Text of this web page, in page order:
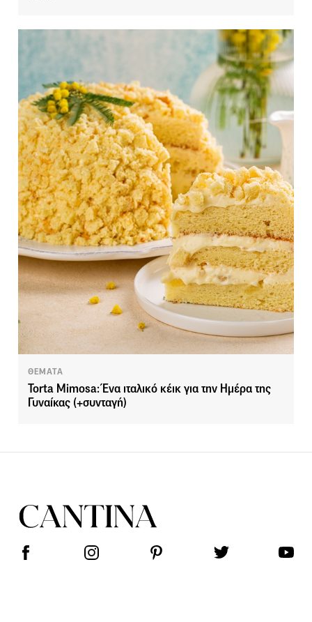
ΘΕΜΑΤΑ
Torta Mimosa: Ένα ιταλικό κέικ για την Ημέρα της
Γυναίκας (+συνταγή)